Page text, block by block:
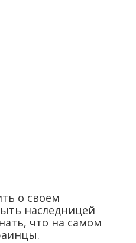
о своем
наследницей
что на самом